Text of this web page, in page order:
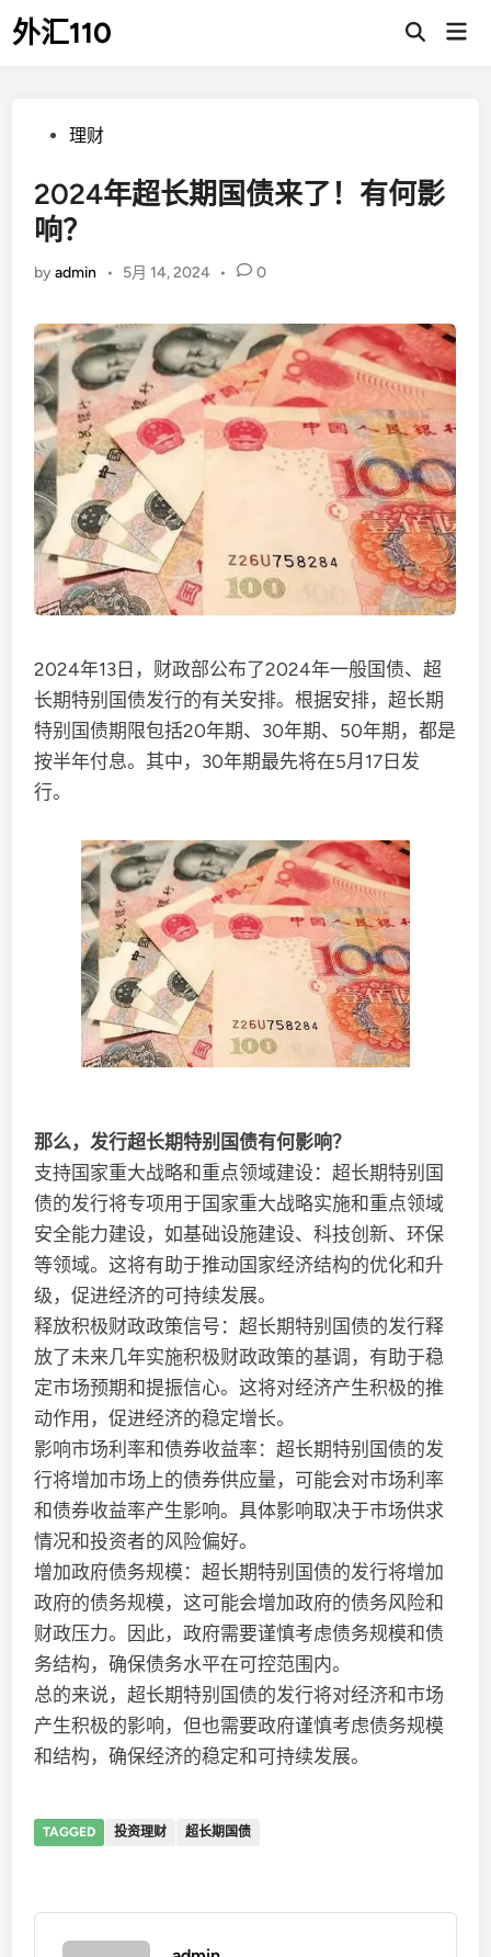
Skip
to外汇110
Open
Posted理财
2024年超长期国债来了！有何影
响？
byadmin • 5月 14, 2024 • 0
2024年13日，财政部公布了2024年一般国债、超
长期特别国债发行的有关安排。根据安排，超长期
特别国债期限包括20年期、30年期、50年期，都是
按半年付息。其中，30年期最先将在5月17日发
行。
那么，发行超长期特别国债有何影响？
支持国家重大战略和重点领域建设：超长期特别国
债的发行将专项用于国家重大战略实施和重点领域
安全能力建设，如基础设施建设、科技创新、环保
等领域。这将有助于推动国家经济结构的优化和升
级，促进经济的可持续发展。
释放积极财政政策信号：超长期特别国债的发行释
放了未来几年实施积极财政政策的基调，有助于稳
定市场预期和提振信心。这将对经济产生积极的推
动作用，促进经济的稳定增长。
影响市场利率和债券收益率：超长期特别国债的发
行将增加市场上的债券供应量，可能会对市场利率
和债券收益率产生影响。具体影响取决于市场供求
情况和投资者的风险偏好。
增加政府债务规模：超长期特别国债的发行将增加
政府的债务规模，这可能会增加政府的债务风险和
财政压力。因此，政府需要谨慎考虑债务规模和债
务结构，确保债务水平在可控范围内。
总的来说，超长期特别国债的发行将对经济和市场
产生积极的影响，但也需要政府谨慎考虑债务规模
和结构，确保经济的稳定和可持续发展。
TAGGED 投资理财 超长期国债